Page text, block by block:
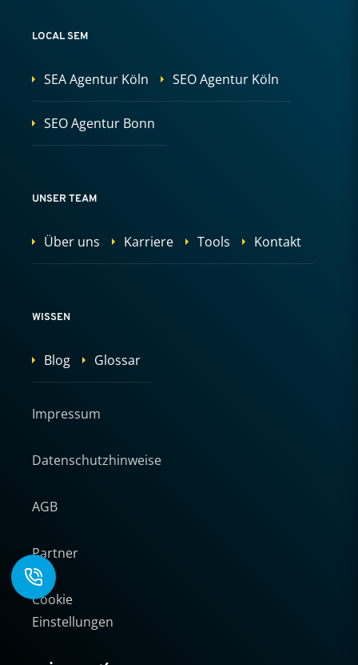
LOCAL SEM
SEA Agentur Köln SEO Agentur Köln
SEO Agentur Bonn
UNSER TEAM
Über uns Karriere Tools Kontakt
WISSEN
Blog Glossar
Impressum
Datenschutzhinweise
AGB
Partner
Cookie
Einstellungen